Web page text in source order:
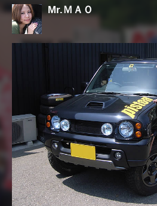
店舗ご案内
Mr.ＭＡＯ